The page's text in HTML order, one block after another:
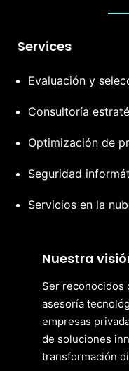
Services
Evaluación y
Consultoría
Optimización de
Seguridad
Servicios en la
Nuestra visió
Ser reconocidos
asesoría
empresas
de soluciones
transformación